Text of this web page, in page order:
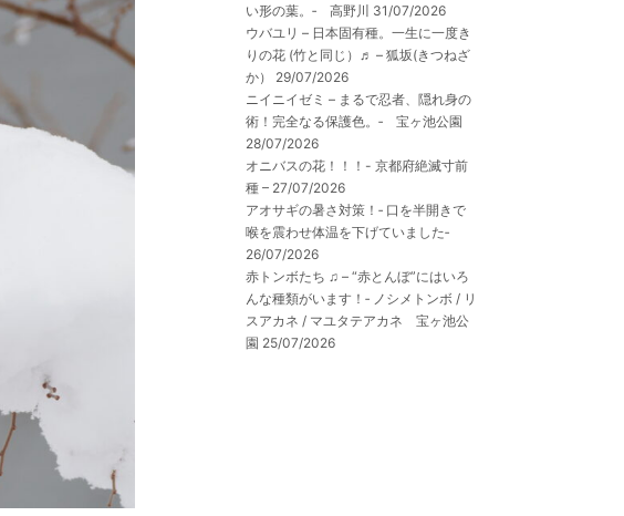
い形の葉。‐ 高野川 31/07/2026
ウバユリ – 日本固有種。一生に一度き
りの花 (竹と同じ）♬ – 狐坂(きつねざ
か）
29/07/2026
ニイニイゼミ – まるで忍者、隠れ身の
術！完全なる保護色。‐ 宝ヶ池公園
28/07/2026
オニバスの花！！！- 京都府絶滅寸前
種 – 27/07/2026
アオサギの暑さ対策！‐ 口を半開きで
喉を震わせ体温を下げていました‐
26/07/2026
赤トンボたち ♫ – “赤とんぼ”にはいろ
んな種類がいます！‐ ノシメトンボ / リ
スアカネ / マユタテアカネ 宝ヶ池公
園 25/07/2026